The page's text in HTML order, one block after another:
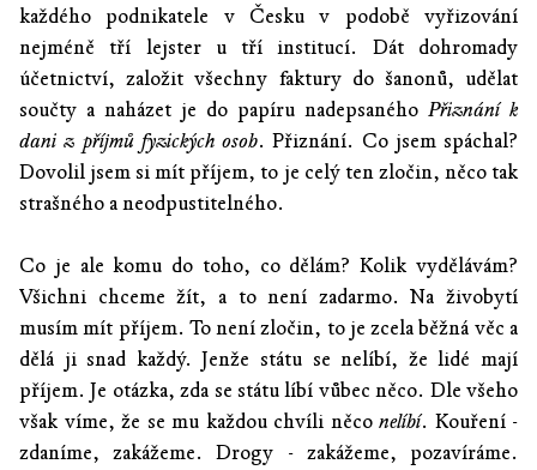
každého podnikatele v Česku v podobě vyřizování
nejméně tří lejster u tří institucí. Dát dohromady
účetnictví, založit všechny faktury do šanonů, udělat
součty a naházet je do papíru nadepsaného Přiznání k
dani z příjmů fyzických osob. Přiznání. Co jsem spáchal?
Dovolil jsem si mít příjem, to je celý ten zločin, něco tak
strašného a neodpustitelného.
Co je ale komu do toho, co dělám? Kolik vydělávám?
Všichni chceme žít, a to není zadarmo. Na živobytí
musím mít příjem. To není zločin, to je zcela běžná věc a
dělá ji snad každý. Jenže státu se nelíbí, že lidé mají
příjem. Je otázka, zda se státu líbí vůbec něco. Dle všeho
však víme, že se mu každou chvíli něco nelíbí. Kouření -
zdaníme, zakážeme. Drogy - zakážeme, pozavíráme.